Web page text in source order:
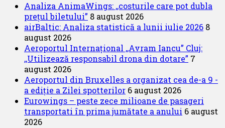
Analiza AnimaWings: ,,costurile care pot dubla
prețul biletului” 8 august 2026
airBaltic: Analiza statistică a lunii iulie 2026 8
august 2026
Aeroportul Internațional ,,Avram Iancu” Cluj:
,,Utilizează responsabil drona din dotare” 7
august 2026
Aeroportul din Bruxelles a organizat cea de-a 9 -
a ediție a Zilei spotterilor 6 august 2026
Eurowings – peste zece milioane de pasageri
transportati în prima jumătate a anului 6 august
2026